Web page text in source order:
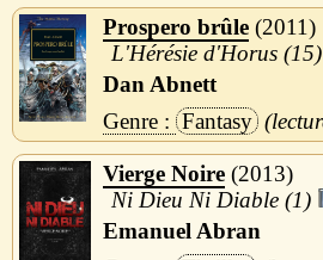
Prospero brûle 2011
L'Hérésie d'Horus (15)
Dan Abnett
Fantasy
Vierge Noire 2013
Ni Dieu Ni Diable (1)
Emanuel Abran